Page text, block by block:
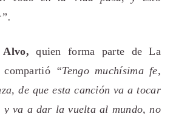
quien forma parte de La
compartió “Tengo muchísima fe,
de que esta canción va a tocar
y va a dar la vuelta al mundo, no